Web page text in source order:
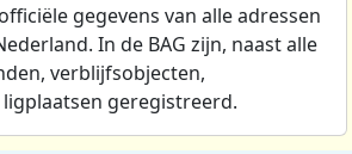
gegevens van alle adressen
In de BAG zijn, naast alle
verblijfsobjecten,
geregistreerd.